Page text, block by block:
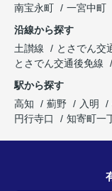
南宝永町
一宮中町
沿線から探す
土讃線
とさでん交
とさでん交通後免線
駅から探す
高知
薊野 入明
円行寺口
知寄町一